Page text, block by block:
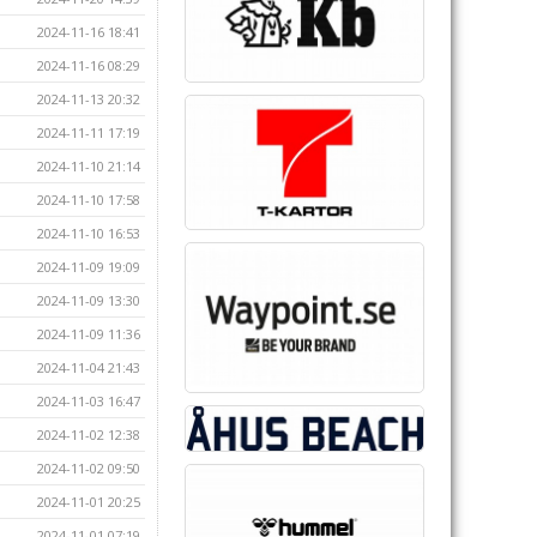
2024-11-16 18:41
2024-11-16 08:29
2024-11-13 20:32
2024-11-11 17:19
2024-11-10 21:14
2024-11-10 17:58
2024-11-10 16:53
2024-11-09 19:09
2024-11-09 13:30
2024-11-09 11:36
2024-11-04 21:43
2024-11-03 16:47
2024-11-02 12:38
2024-11-02 09:50
2024-11-01 20:25